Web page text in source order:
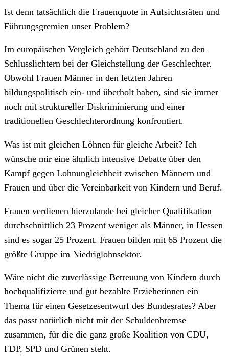
Ist denn tatsächlich die Frauenquote in Aufsichtsräten und
Führungsgremien unser Problem?
Im europäischen Vergleich gehört Deutschland zu den
Schlusslichtern bei der Gleichstellung der Geschlechter.
Obwohl Frauen Männer in den letzten Jahren
bildungspolitisch ein- und überholt haben, sind sie immer
noch mit struktureller Diskriminierung und einer
traditionellen Geschlechterordnung konfrontiert.
Was ist mit gleichen Löhnen für gleiche Arbeit? Ich
wünsche mir eine ähnlich intensive Debatte über den
Kampf gegen Lohnungleichheit zwischen Männern und
Frauen und über die Vereinbarkeit von Kindern und Beruf.
Frauen verdienen hierzulande bei gleicher Qualifikation
durchschnittlich 23 Prozent weniger als Männer, in Hessen
sind es sogar 25 Prozent. Frauen bilden mit 65 Prozent die
größte Gruppe im Niedriglohnsektor.
Wäre nicht die zuverlässige Betreuung von Kindern durch
hochqualifizierte und gut bezahlte Erzieherinnen ein
Thema für einen Gesetzesentwurf des Bundesrates? Aber
das passt natürlich nicht mit der Schuldenbremse
zusammen, für die die ganz große Koalition von CDU,
FDP, SPD und Grünen steht.